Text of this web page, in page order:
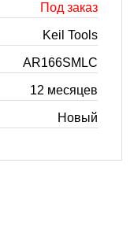
Под заказ
Keil Tools
AR166SMLC
12 месяцев
Новый